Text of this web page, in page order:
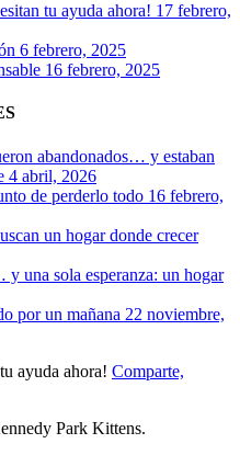
tu ayuda ahora! 17 febrero,
6 febrero, 2025
16 febrero, 2025
abandonados… y estaban
4 abril, 2026
de perderlo todo 16 febrero,
un hogar donde crecer
una sola esperanza: un hogar
por un mañana 22 noviembre,
ayuda ahora! Comparte,
Park Kittens.